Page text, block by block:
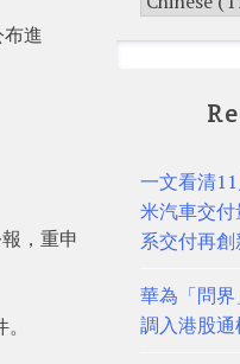
進
，重申
一文看清
米汽車交
系交付再創
華為「問
調入港股